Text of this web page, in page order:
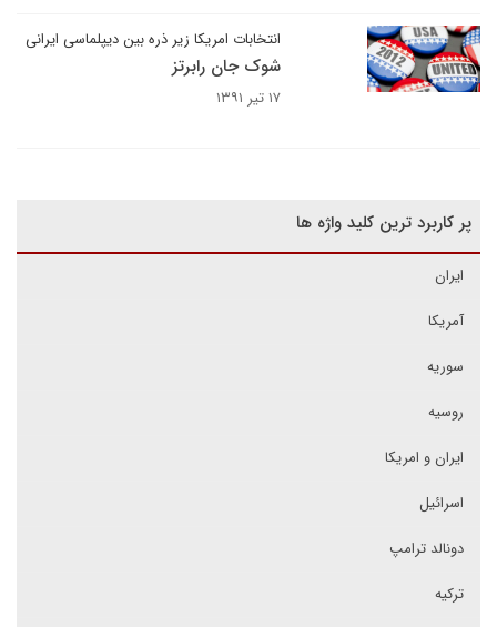
انتخابات امریکا زیر ذره بین دیپلماسی ایرانی
شوک جان رابرتز
۱۷ تیر ۱۳۹۱
پر کاربرد ترین کلید واژه ها
ایران
آمریکا
سوریه
روسیه
ایران و امریکا
اسرائیل
دونالد ترامپ
ترکیه